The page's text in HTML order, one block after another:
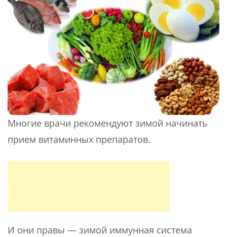
Многие врачи рекомендуют зимой начинать
прием витаминных препаратов.
И они правы — зимой иммунная система